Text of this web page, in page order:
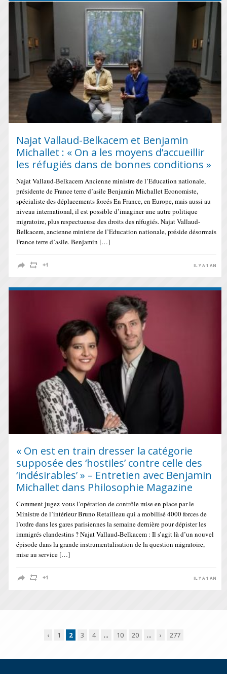
Najat Vallaud-Belkacem et Benjamin
Michallet : « On a les moyens d’accueillir
les réfugiés dans de bonnes conditions »
Najat Vallaud-Belkacem Ancienne ministre de l’Education nationale,
présidente de France terre d’asile Benjamin Michallet Economiste,
spécialiste des déplacements forcés En France, en Europe, mais aussi au
niveau international, il est possible d’imaginer une autre politique
migratoire, plus respectueuse des droits des réfugiés. Najat Vallaud-
Belkacem, ancienne ministre de l’Education nationale, préside désormais
France terre d’asile. Benjamin […]
IL Y A 1 AN
« On est en train dresser la catégorie
supposée des ‘hostiles’ contre celle des
‘indésirables’ » – Entretien avec Benjamin
Michallet dans Philosophie Magazine
Comment jugez-vous l’opération de contrôle mise en place par le
Ministre de l’intérieur Bruno Retailleau qui a mobilisé 4000 forces de
l’ordre dans les gares parisiennes la semaine dernière pour dépister les
immigrés clandestins ? Najat Vallaud-Belkacem : Il s’agit là d’un nouvel
épisode dans la grande instrumentalisation de la question migratoire,
mise au service […]
IL Y A 1 AN
‹ 1 2 3 4 ... 10 20 ... › 277